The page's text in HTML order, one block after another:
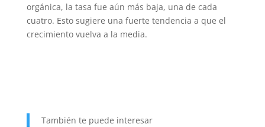
orgánica, la tasa fue aún más baja, una de cada
cuatro. Esto sugiere una fuerte tendencia a que el
crecimiento vuelva a la media.
También te puede interesar